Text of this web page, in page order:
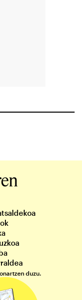
onartzen duzu.